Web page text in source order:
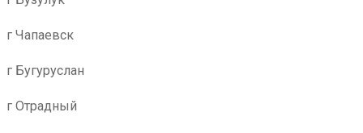
г Чапаевск
г Бугуруслан
г Отрадный